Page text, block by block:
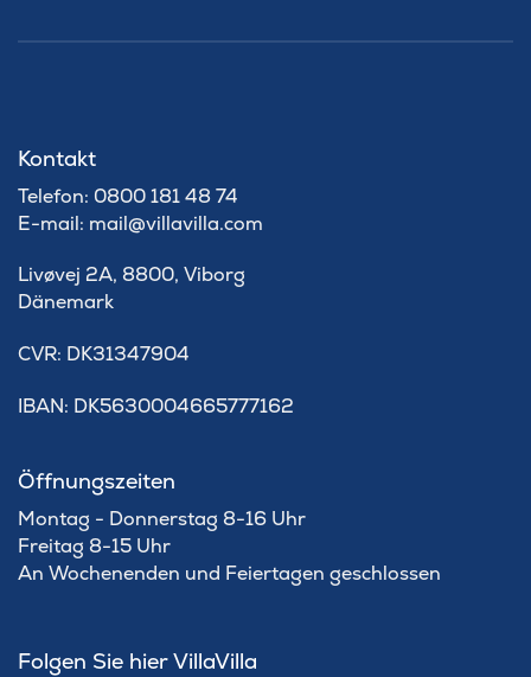
Kontakt
Telefon: 0800 181 48 74
E-mail: mail@villavilla.com
Livøvej 2A, 8800, Viborg
Dänemark
​CVR: DK31347904
IBAN: DK5630004665777162
Öffnungszeiten
Montag - Donnerstag 8-16 Uhr
Freitag 8-15 Uhr
An Wochenenden und Feiertagen geschlossen
Folgen Sie hier VillaVilla